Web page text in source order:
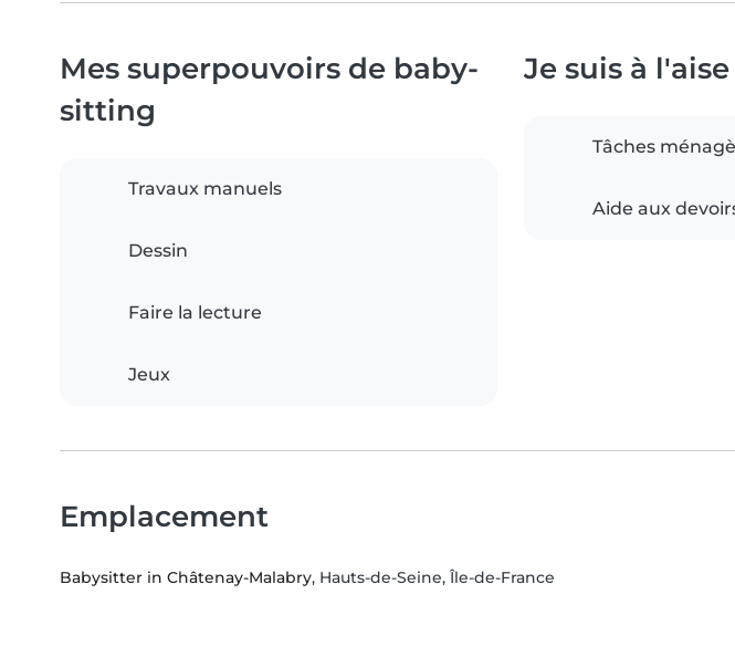
Mes superpouvoirs de baby-
sitting
Travaux manuels
Dessin
Faire la lecture
Jeux
Je suis à
Tâches
Aide aux
Emplacement
Babysitter in Châtenay-Malabry, Hauts-de-Seine, Île-de-France